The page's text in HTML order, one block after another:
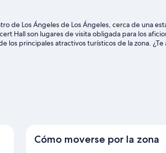
de Los Ángeles de Los Ángeles, cerca de una
Hall son lugares de visita obligada para los
los principales atractivos turísticos de la zona.
de Crypto.com Arena o Centro de
Cómo moverse por la zona